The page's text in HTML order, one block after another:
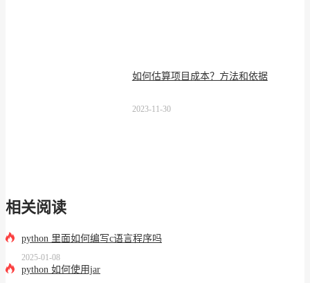
如何估算项目成本？方法和依据
2023-11-30
相关阅读
python 里面如何编写c语言程序吗
2025-01-08
python 如何使用jar